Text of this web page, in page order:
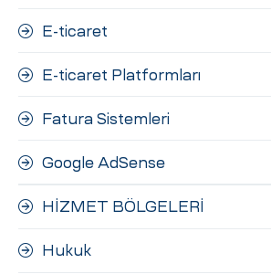
E-ticaret
E-ticaret Platformları
Fatura Sistemleri
Google AdSense
HİZMET BÖLGELERİ
Hukuk